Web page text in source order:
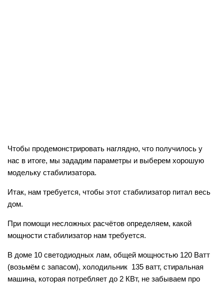
Чтобы продемонстрировать наглядно, что получилось у
нас в итоге, мы зададим параметры и выберем хорошую
модельку стабилизатора.
Итак, нам требуется, чтобы этот стабилизатор питал весь
дом.
При помощи несложных расчётов определяем, какой
мощности стабилизатор нам требуется.
В доме 10 светодиодных лам, общей мощностью 120 Ватт
(возьмём с запасом), холодильник 135 ватт, стиральная
машина, которая потребляет до 2 КВт, не забываем про